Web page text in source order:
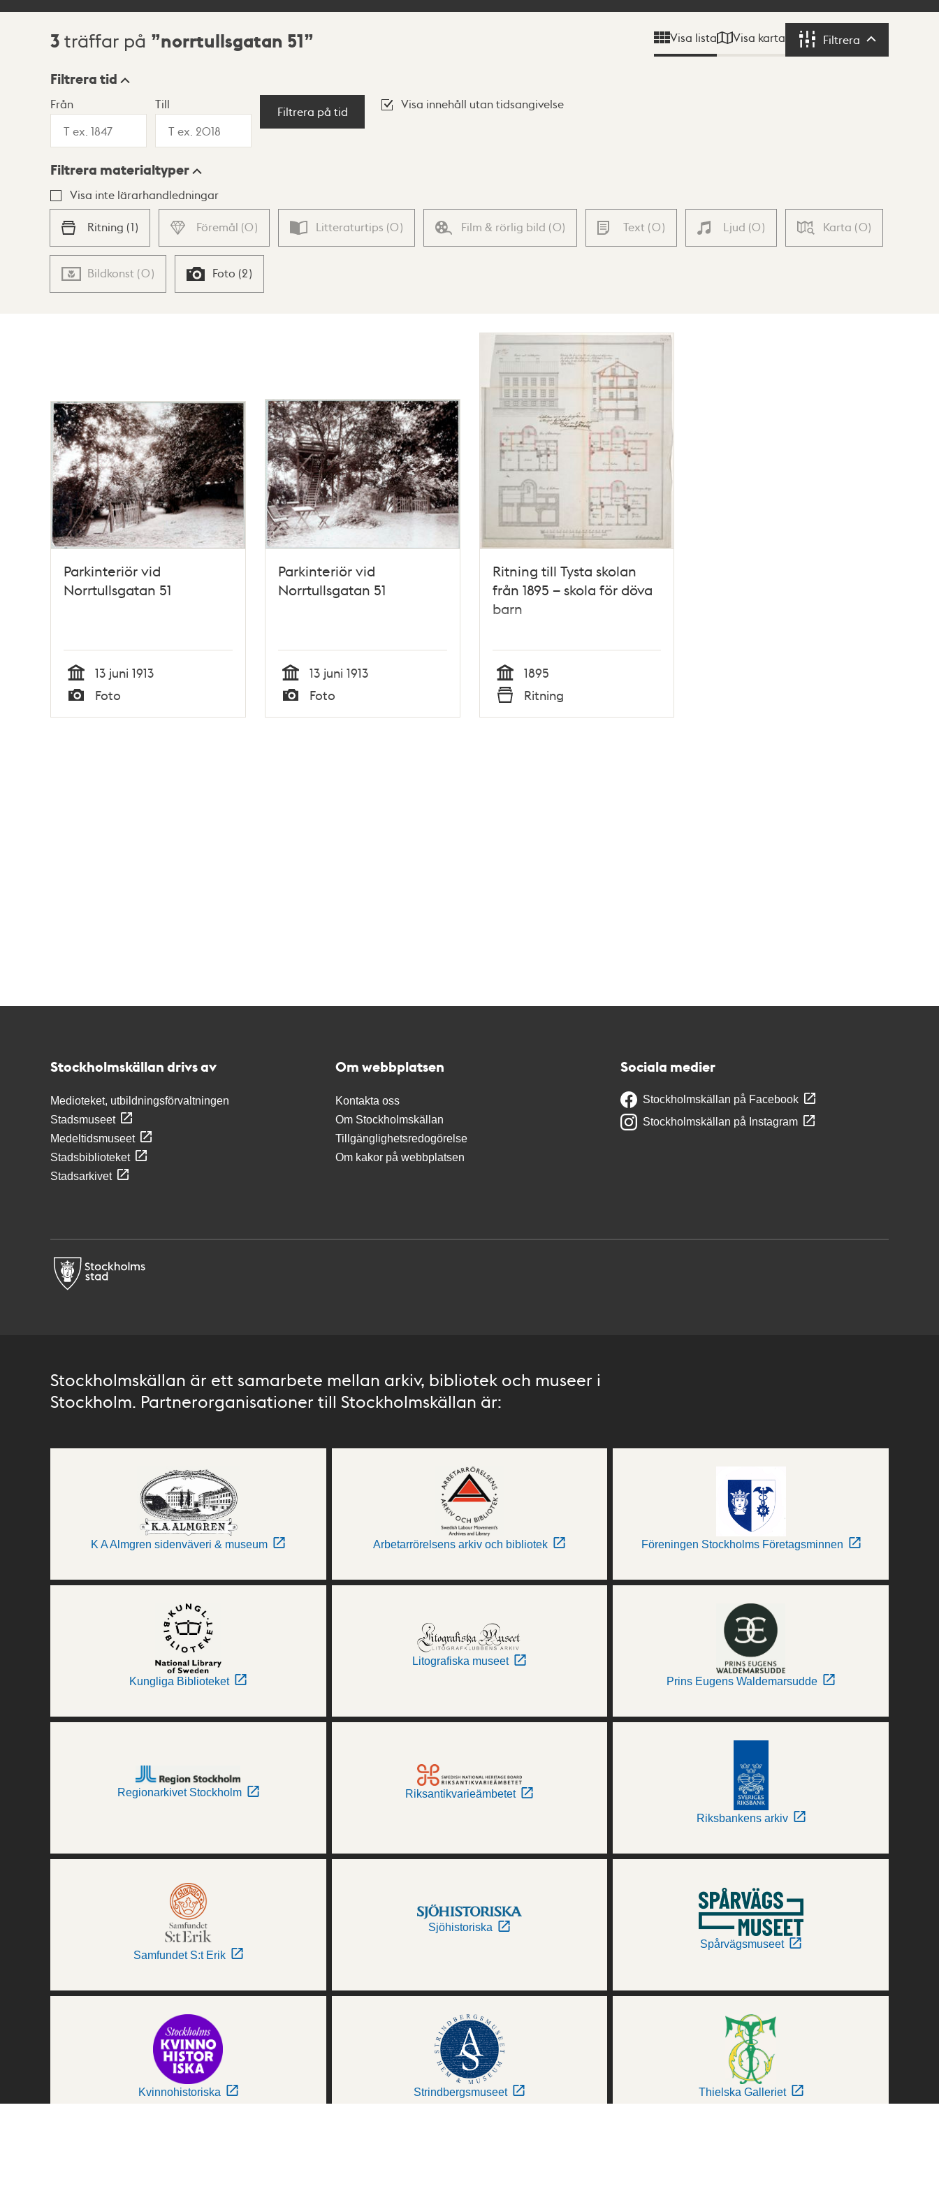
Sökresultat
3 träffar på norrtullsgatan 51 Visa lista Visa karta Filtrera Filtrera
Visningsläge
Lista Karta
Filtrera tid
Från Till
Filtrera på tid
Visa innehåll utan tidsangivelse
Filtrera materialtyper
Visa inte lärarhandledningar
Ritning (1) Föremål (0) Litteraturtips (0) Film & rörlig bild (0) Text (0) Ljud (0) Karta (0)
Bildkonst (0) Foto (2)
Parkinteriör vid
Norrtullsgatan 51
Tid
13 juni 1913
Typ
Foto
Parkinteriör vid
Norrtullsgatan 51
Tid
13 juni 1913
Typ
Foto
Ritning till Tysta skolan
från 1895 – skola för döva
barn
Tid
1895
Typ
Ritning
Stockholmskällan drivs av
Medioteket, utbildningsförvaltningen
Stadsmuseet
Medeltidsmuseet
Stadsbiblioteket
Stadsarkivet
Om webbplatsen
Kontakta oss
Om Stockholmskällan
Tillgänglighetsredogörelse
Om kakor på webbplatsen
Sociala medier
Stockholmskällan på Facebook
Stockholmskällan på Instagram
Stockholmskällan är ett samarbete mellan arkiv, bibliotek och museer i
Stockholm. Partnerorganisationer till Stockholmskällan är:
K A Almgren sidenväveri & museum Arbetarrörelsens arkiv och bibliotek Föreningen Stockholms Företagsminnen
Kungliga Biblioteket
Litografiska museet
Prins Eugens Waldemarsudde
Regionarkivet Stockholm Riksantikvarieämbetet
Riksbankens arkiv
Samfundet S:t Erik
Sjöhistoriska
Spårvägsmuseet
Kvinnohistoriska Strindbergsmuseet Thielska Galleriet